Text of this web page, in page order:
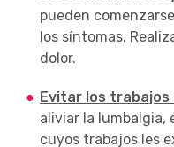
pueden
los síntomas.
dolor.
Evitar los trabajos
aliviar la lumbalgia,
cuyos trabajos les